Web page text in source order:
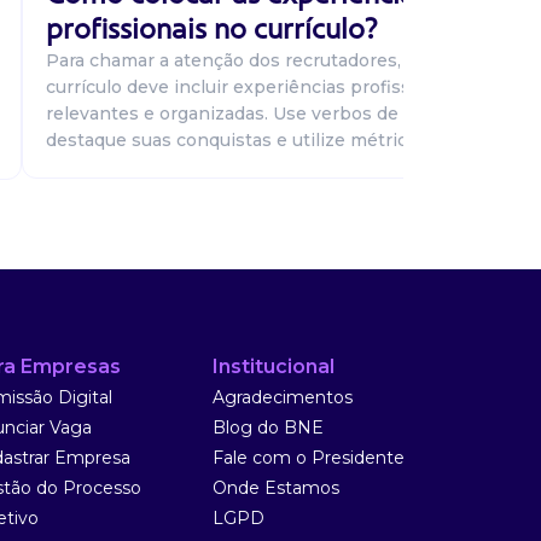
profissionais no currículo?
Para chamar a atenção dos recrutadores, seu
currículo deve incluir experiências profissionais
relevantes e organizadas. Use verbos de ação,
destaque suas conquistas e utilize métricas...
Empresas
Digital
Vaga
Empresa
do Processo
Institucional
Agradecimentos
Blog do BNE
Fale com o Presidente
Onde Estamos
LGPD